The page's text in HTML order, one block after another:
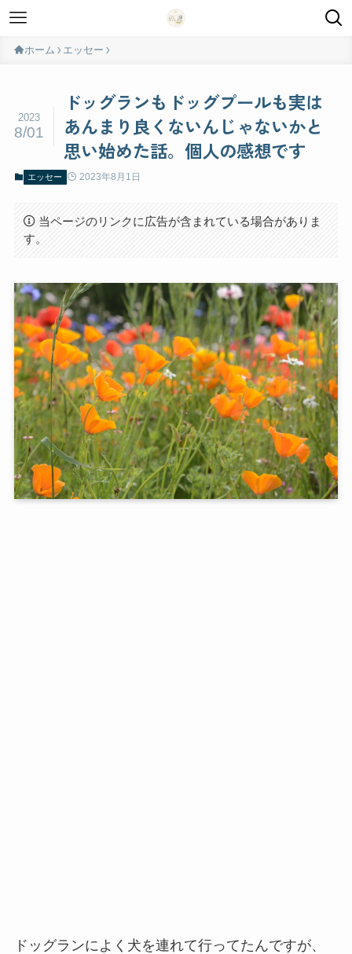
ホーム エッセー
ドッグランもドッグプールも実は
あんまり良くないんじゃないかと
思い始めた話。個人の感想です
2023
8/01
エッセー 2023年8月1日
当ページのリンクに広告が含まれている場合がありま
す。
ドッグランによく犬を連れて行ってたんですが、